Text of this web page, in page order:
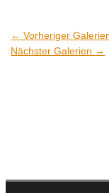
← Vorheriger
Nächster Galerien →